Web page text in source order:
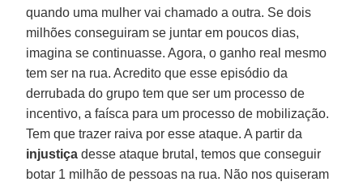
quando uma mulher vai chamado a outra. Se dois
milhões conseguiram se juntar em poucos dias,
imagina se continuasse. Agora, o ganho real mesmo
tem ser na rua. Acredito que esse episódio da
derrubada do grupo tem que ser um processo de
incentivo, a faísca para um processo de mobilização.
Tem que trazer raiva por esse ataque. A partir da
injustiça desse ataque brutal, temos que conseguir
botar 1 milhão de pessoas na rua. Não nos quiseram